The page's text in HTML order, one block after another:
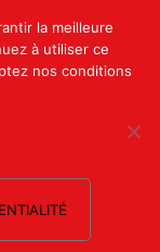
la meilleure
à utiliser ce
nos conditions